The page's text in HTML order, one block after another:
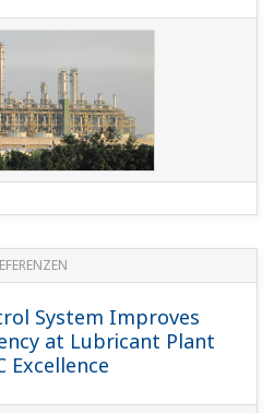
System Improves
at Lubricant Plant
Excellence